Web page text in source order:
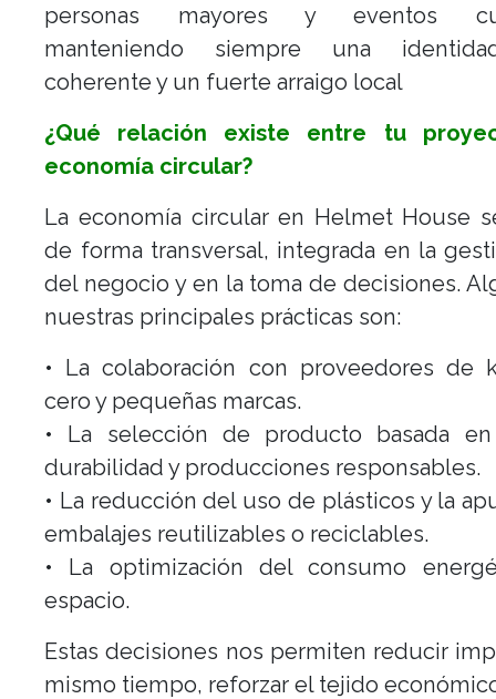
personas mayores y eventos
manteniendo siempre una
coherente y un fuerte arraigo local
¿Qué relación existe entre tu
economía circular?
La economía circular en Helmet House
de forma transversal, integrada en la
del negocio y en la toma de decisiones.
nuestras principales prácticas son:
• La colaboración con proveedores de
cero y pequeñas marcas.
• La selección de producto basada en
durabilidad y producciones responsables.
• La reducción del uso de plásticos y la
embalajes reutilizables o reciclables.
• La optimización del consumo
espacio.
Estas decisiones nos permiten reducir
mismo tiempo, reforzar el tejido